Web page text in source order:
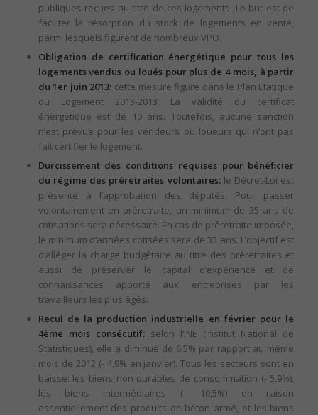
publiques reçues au titre de ces logements. Le but est de
faciliter la résorption du stock de logements en vente,
parmi lesquels figurent de nombreux VPO.
Obligation de certification énergétique pour tous les
logements vendus ou loués pour plus de 4 mois, à partir
du 1er juin 2013: cette mesure figure dans le Plan Etatique
du Logement 2013-2013. La validité du certificat
énergétique est de 10 ans. Toutefois, aucune sanction
n’est prévue pour les vendeurs ou loueurs qui n’ont pas
fait certifier le logement.
Durcissement des conditions requises pour bénéficier
du régime des préretraites volontaires:le Décret-Loi est
présenté à l’approbation des députés. Pour passer
volontairement en préretraite, un minimum de 35 ans de
cotisations sera nécessaire. En cas de préretraite imposée,
le minimum d’années cotisées sera de 33 ans. L’objectif est
d’alléger la charge budgétaire au titre des préretraites et
aussi de préserver le capital d’expérience et de
connaissances apporté aux entreprises par les
travailleurs les plus âgés.
Recul de la production industrielle en février pour le
4ème mois consécutif:selon l’INE (Institut National de
Statistiques), elle a diminué de 6,5% par rapport au même
mois de 2012 (- 4,9% en janvier). Tous les secteurs sont en
baisse: les biens non durables de consommation (- 5,9%),
les biens intermédiaires (- 10,5%) en raison
essentiellement des produits de béton armé, et les biens